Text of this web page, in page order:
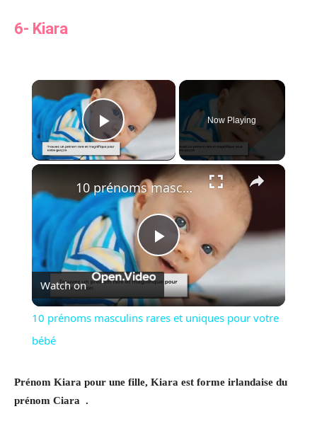
6- Kiara
×
Play Video
Now Playing
×
Play
Video
10 prénoms masculins rares et uniques pour votre bébé
Watch on
10 prénoms masculins rares et uniques pour votre
bébé
Prénom Kiara pour une fille, Kiara est forme irlandaise du
prénom Ciara .